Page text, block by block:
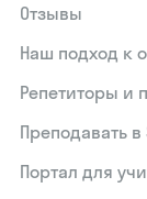
Отзывы
Наш подход к
Репетиторы и
Преподавать в
Портал для